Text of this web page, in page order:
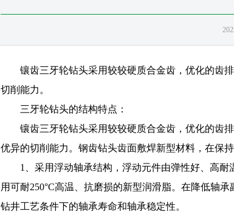
镶齿三牙轮钻头采用较较硬质合金齿，优化的齿
切削能力。
三牙轮钻头的结构特点：
镶齿三牙轮钻头采用较较硬质合金齿，优化的齿
优异的切削能力。钢齿钻头齿面敷焊新型材料，在保
1、采用浮动轴承结构，浮动元件由弹性好、高
用可耐250°C高温、抗磨损的新型润滑脂。在降低轴
钻井工艺条件下的轴承寿命和轴承稳定性。